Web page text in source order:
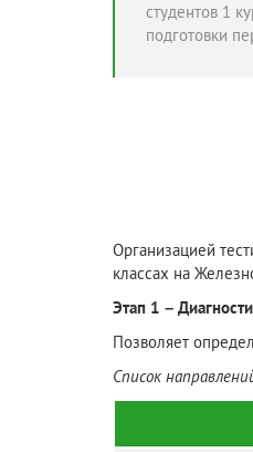
студентов 1
подготовки
Организацией
классах на
Этап 1 –
Позволяет
Список